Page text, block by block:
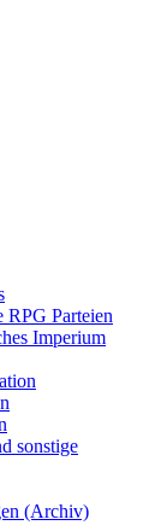
RPG Parteien
Imperium
sonstige
(Archiv)